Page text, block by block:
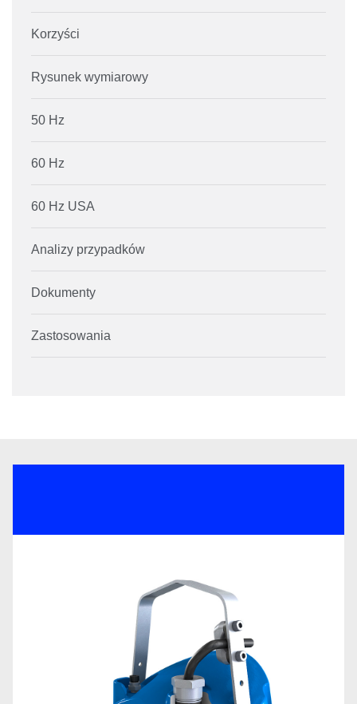
Korzyści
Rysunek wymiarowy
50 Hz
60 Hz
60 Hz USA
Analizy przypadków
Dokumenty
Zastosowania